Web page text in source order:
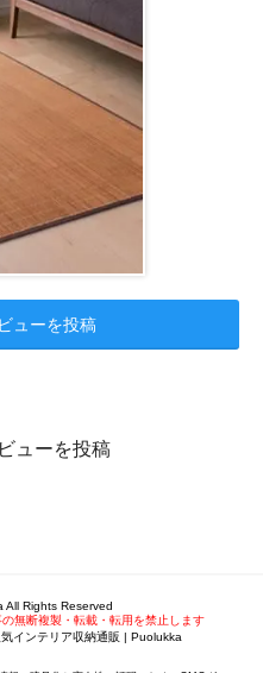
ューを投稿
ューを投稿
Rights Reserved
無断複製・転載・転用を禁止します
インテリア収納通販 | Puolukka